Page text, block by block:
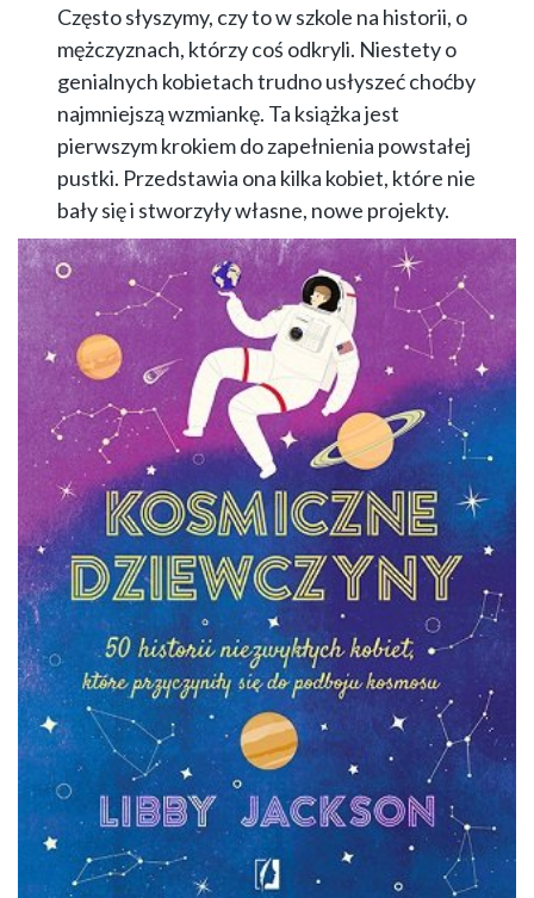
Często słyszymy, czy to w szkole na historii, o
mężczyznach, którzy coś odkryli. Niestety o
genialnych kobietach trudno usłyszeć choćby
najmniejszą wzmiankę. Ta książka jest
pierwszym krokiem do zapełnienia powstałej
pustki. Przedstawia ona kilka kobiet, które nie
bały się i stworzyły własne, nowe projekty.